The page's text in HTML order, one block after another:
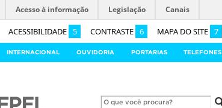
ACESSIBILIDADE 5 CONTRASTE 6 MAPA DO SITE 7
Acesso à informação Legislação Canais
INTERNACIONAL OUVIDORIA PORTARIAS TELEFONES